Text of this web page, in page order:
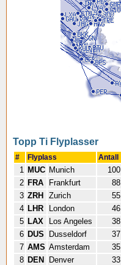
Topp Ti Flyplasser
# Flyplass Antall
1 MUC Munich 100
2 FRA Frankfurt 88
3 ZRH Zurich 55
4 LHR London 46
5 LAX Los Angeles 38
6 DUS Dusseldorf 37
7 AMS Amsterdam 35
8 DEN Denver 33